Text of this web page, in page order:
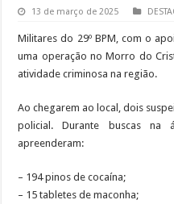
13 de março de 2025
Militares do 29º BPM, com o
uma operação no Morro do
atividade criminosa na região.
Ao chegarem ao local, dois
policial. Durante buscas na
apreenderam:
– 194 pinos de cocaína;
– 15 tabletes de maconha;